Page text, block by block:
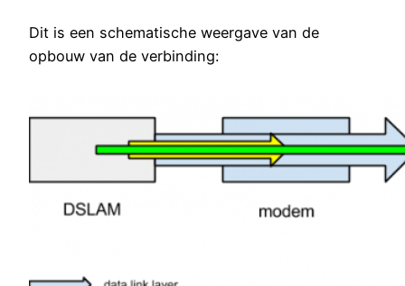
Dit is een schematische weergave van de
opbouw van de verbinding: